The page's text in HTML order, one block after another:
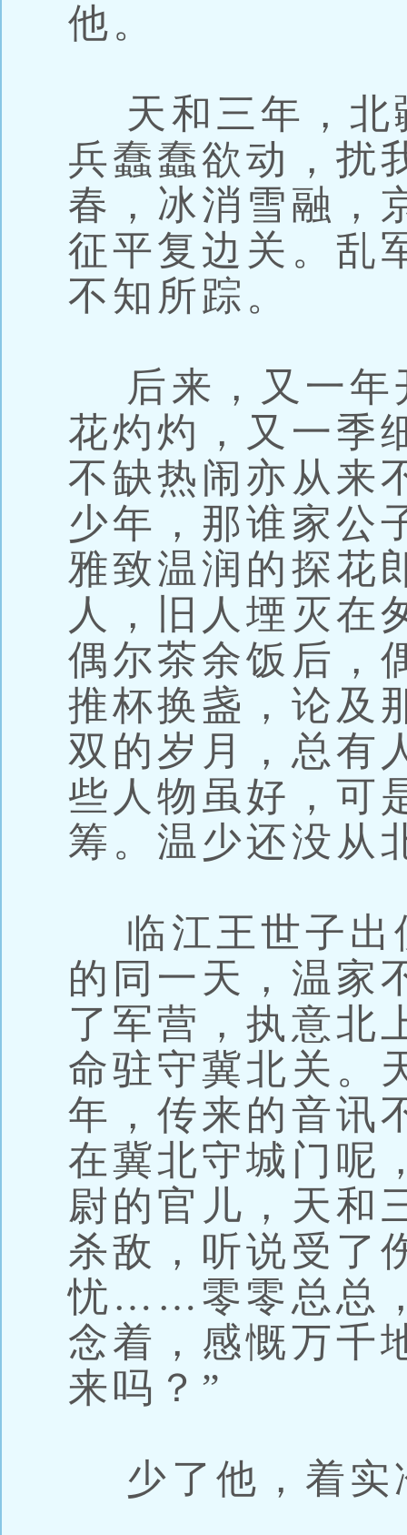
他。
天和三年，北
兵蠢蠢欲动，扰
春，冰消雪融，
征平复边关。乱
不知所踪。
后来，又一年
花灼灼，又一季
不缺热闹亦从来
少年，那谁家公
雅致温润的探花
人，旧人堙灭在
偶尔茶余饭后，
推杯换盏，论及
双的岁月，总有
些人物虽好，可
筹。温少还没从
临江王世子出
的同一天，温家
了军营，执意北
命驻守冀北关。
年，传来的音讯
在冀北守城门呢
尉的官儿，天和
杀敌，听说受了
忧……零零总总
念着，感慨万千
来吗？”
少了他，着实